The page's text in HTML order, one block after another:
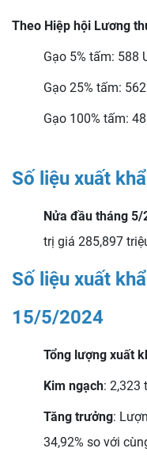
Theo Hiệp hội Lương
Gạo 5% tấm: 588
Gạo 25% tấm:
Gạo 100% tấm:
Số liệu xuất
Nửa đầu tháng 5/
trị giá 285,897
Số liệu xuất
15/5/2024
Tổng lượng xuất
Kim ngạch: 2,323
Tăng trưởng:
34,92% so với